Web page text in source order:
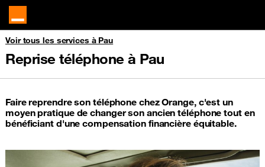
Voir tous les services à Pau
Reprise téléphone à Pau
Faire reprendre son téléphone chez Orange, c'est un
moyen pratique de changer son ancien téléphone tout en
bénéficiant d'une compensation financière équitable.